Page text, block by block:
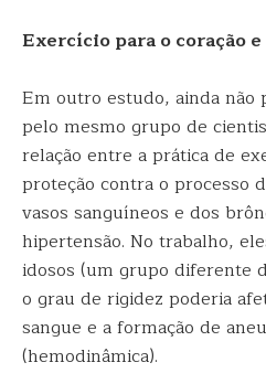
Exercício para o coração
Em outro estudo, ainda não
pelo mesmo grupo de
relação entre a prática de
proteção contra o processo
vasos sanguíneos e dos
hipertensão. No trabalho,
idosos (um grupo diferente
o grau de rigidez poderia
sangue e a formação de
(hemodinâmica).